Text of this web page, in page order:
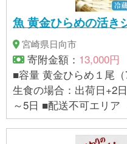
魚 黄金ひらめの活き
宮崎県日向市
寄附金額： 13,000円
■容量 黄金ひらめ１尾（700ｇ
生食の場合：出荷日+2
～5日 ■配送不可エリア ・北海道・東北・関東・信
越・北陸・中部・沖縄
一部地域 あゆの